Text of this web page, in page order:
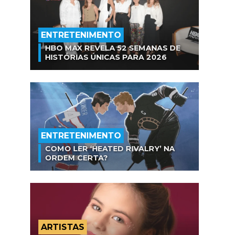
ENTRETENIMENTO
HBO MAX REVELA 52 SEMANAS DE
HISTÓRIAS ÚNICAS PARA 2026
ENTRETENIMENTO
COMO LER ‘HEATED RIVALRY’ NA
ORDEM CERTA?
ARTISTAS